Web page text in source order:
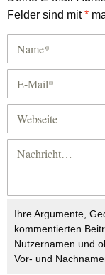
Felder sind mit*
Ihre Argumente,
kommentierten
Nutzernamen und
Vor- und